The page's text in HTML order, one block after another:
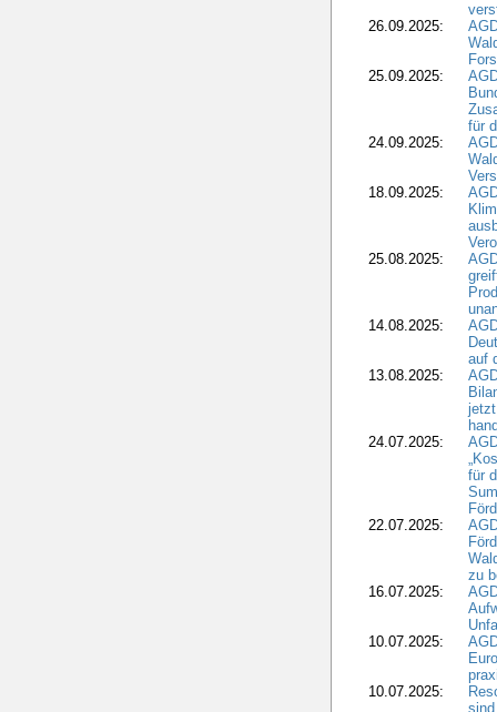
26.09.2025:
25.09.2025:
für
24.09.2025:
18.09.2025:
25.08.2025:
14.08.2025:
auf
13.08.2025:
24.07.2025:
für
22.07.2025:
zu
16.07.2025:
10.07.2025:
10.07.2025: